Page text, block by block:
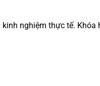
kinh nghiệm thực tế. Khóa